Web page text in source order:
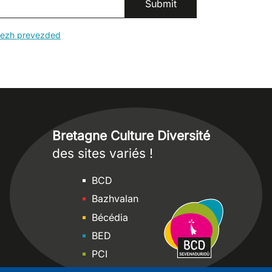
prevezded
Bretagne Culture Diversité
des sites variés !
SitesBCD
Bazhvalan
Bécédia
BED
PCI